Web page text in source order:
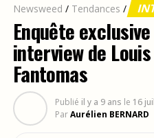
Newsweed / Tendances /
Enquête
interview de
Fantomas
Publié il y a 9 ans le 16
ParAurélien BERNARD